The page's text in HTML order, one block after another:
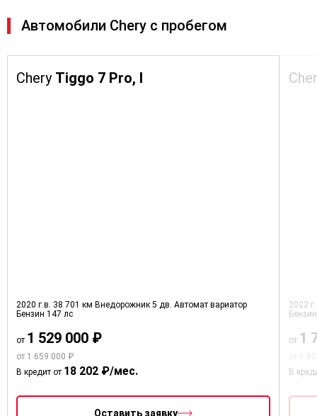
Автомобили Chery с пробегом
Chery Tiggo 7 Pro, I
2020 г.в. 38 701 км Внедорожник 5 дв. Автомат вариатор
Бензин 147 лс
от 1 529 000 ₽
от 1 659 000 ₽
В кредит от 18 202 ₽/мес.
Оставить заявку
2022
от 1
В